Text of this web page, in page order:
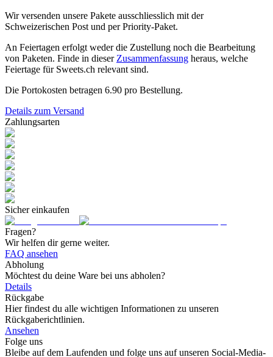
Wir versenden unsere Pakete ausschliesslich mit der
Schweizerischen Post und per Priority-Paket.
An Feiertagen erfolgt weder die Zustellung noch die Bearbeitung
von Paketen. Finde in dieser Zusammenfassung heraus, welche
Feiertage für Sweets.ch relevant sind.
Die Portokosten betragen 6.90 pro Bestellung.
Details zum Versand
Zahlungsarten
Sicher einkaufen
Fragen?
Wir helfen dir gerne weiter.
FAQ ansehen
Abholung
Möchtest du deine Ware bei uns abholen?
Details
Rückgabe
Hier findest du alle wichtigen Informationen zu unseren
Rückgaberichtlinien.
Ansehen
Folge uns
Bleibe auf dem Laufenden und folge uns auf unseren Social-Media-